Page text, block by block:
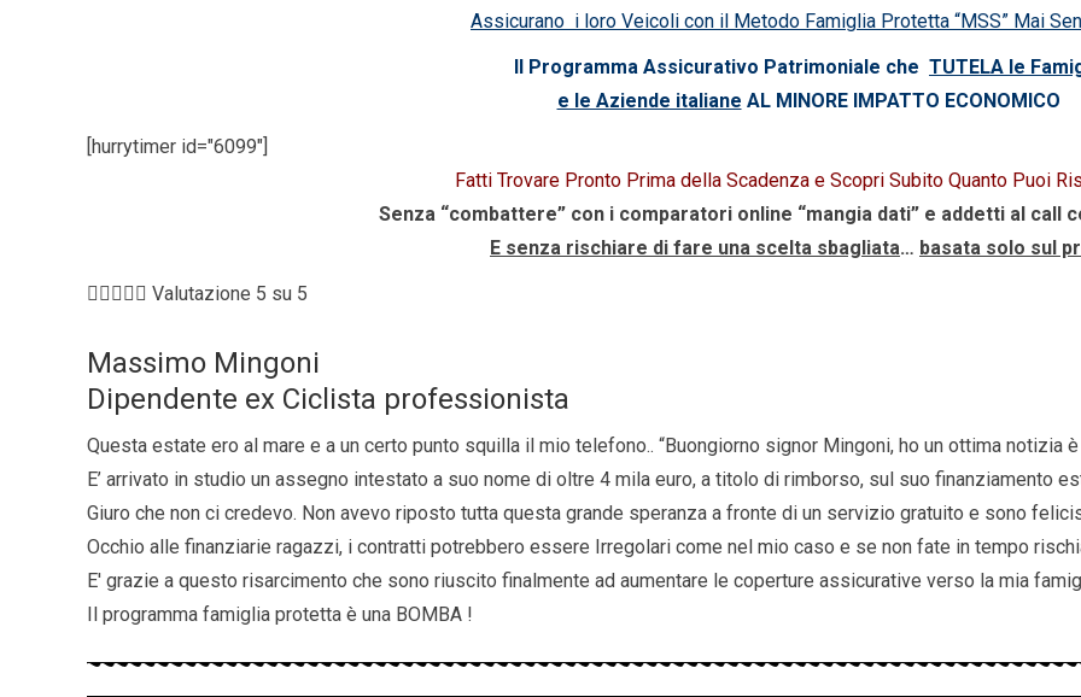
Assicurano i loro Veicoli con il Metodo Famiglia Protetta “MSS” Mai
Il Programma Assicurativo Patrimoniale che TUTELA le
e le Aziende italiane AL MINORE IMPATTO ECONOMICO
[hurrytimer id="6099"]
Fatti Trovare Pronto Prima della Scadenza e Scopri Subito Quanto Puoi
Senza “combattere” con i comparatori online “mangia dati” e addetti al call
E senza rischiare di fare una scelta sbagliata… basata solo sul
 Valutazione 5 su 5
Massimo Mingoni
Dipendente ex Ciclista professionista
Questa estate ero al mare e a un certo punto squilla il mio telefono.. “Buongiorno signor Mingoni, ho un ottima notizia
E’ arrivato in studio un assegno intestato a suo nome di oltre 4 mila euro, a titolo di rimborso, sul suo finanziamento
Giuro che non ci credevo. Non avevo riposto tutta questa grande speranza a fronte di un servizio gratuito e sono
Occhio alle finanziarie ragazzi, i contratti potrebbero essere Irregolari come nel mio caso e se non fate in tempo
E' grazie a questo risarcimento che sono riuscito finalmente ad aumentare le coperture assicurative verso la mia
Il programma famiglia protetta è una BOMBA !